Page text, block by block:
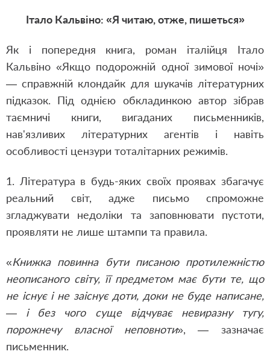
Італо Кальвіно: «Я читаю, отже, пишеться»
Як і попередня книга, роман італійця Італо
Кальвіно «Якщо подорожній одної зимової ночі»
— справжній клондайк для шукачів літературних
підказок. Під однією обкладинкою автор зібрав
таємничі книги, вигаданих письменників,
нав'язливих літературних агентів і навіть
особливості цензури тоталітарних режимів.
1. Література в будь-яких своїх проявах збагачує
реальний світ, адже письмо спроможне
згладжувати недоліки та заповнювати пустоти,
проявляти не лише штампи та правила.
«Книжка повинна бути писаною протилежністю
неописаного світу, її предметом має бути те, що
не існує і не заіснує доти, доки не буде написане,
— і без чого суще відчуває невиразну тугу,
порожнечу власної неповноти», — зазначає
письменник.